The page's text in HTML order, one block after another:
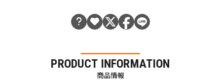
PRODUCT INFORMATION
商品情報